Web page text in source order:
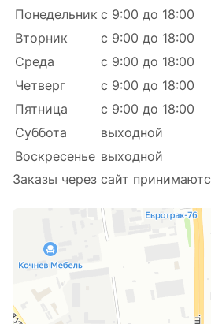
Понедельник с 9:00 до 18:00
Вторник
с 9:00 до 18:00
Среда
с 9:00 до 18:00
Четверг
с 9:00 до 18:00
Пятница
с 9:00 до 18:00
Суббота
выходной
Воскресенье выходной
Заказы через сайт